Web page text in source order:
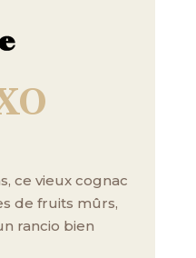
ce vieux cognac
de fruits mûrs,
rancio bien